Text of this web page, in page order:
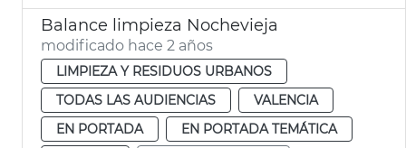
Balance limpieza Nochevieja
modificado hace 2 años
LIMPIEZA Y RESIDUOS URBANOS
TODAS LAS AUDIENCIAS
VALENCIA
EN PORTADA
EN PORTADA TEMÁTICA